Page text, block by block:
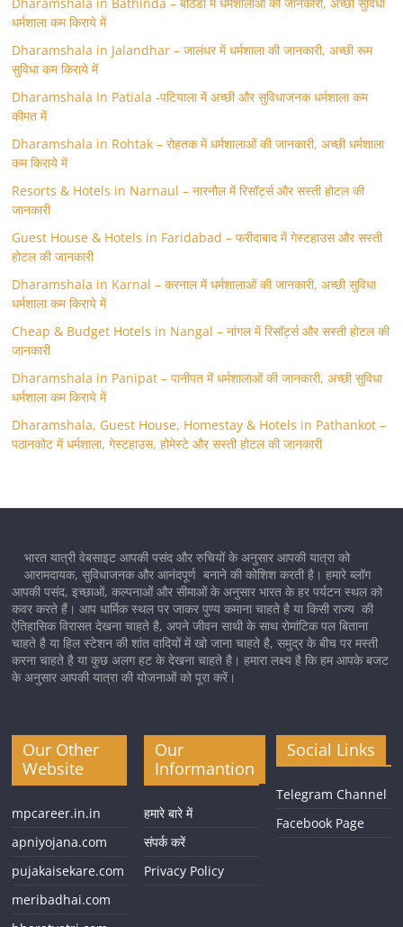
धर्मशाला कम किराये में
Dharamshala in Jalandhar – जालंधर में धर्मशाला की जानकारी, अच्छी रूम
सुविधा कम किराये में
Dharamshala In Patiala -पटियाला में अच्छी और सुविधाजनक धर्मशाला कम
कीमत में
Dharamshala in Rohtak – रोहतक में धर्मशालाओं की जानकारी, अच्छी धर्मशाला
कम किराये में
Resorts & Hotels in Narnaul – नारनौल में रिसॉर्ट्स और सस्ती होटल की
जानकारी
Guest House & Hotels in Faridabad – फरीदाबाद में गेस्टहाउस और सस्ती
होटल की जानकारी
Dharamshala in Karnal – करनाल में धर्मशालाओं की जानकारी, अच्छी सुविधा
धर्मशाला कम किराये में
Cheap & Budget Hotels in Nangal – नांगल में रिसॉर्ट्स और सस्ती होटल की
जानकारी
Dharamshala in Panipat – पानीपत में धर्मशालाओं की जानकारी, अच्छी सुविधा
धर्मशाला कम किराये में
Dharamshala, Guest House, Homestay & Hotels in Pathankot –
पठानकोट में धर्मशाला, गेस्टहाउस, होमेस्टे और सस्ती होटल की जानकारी
भारत यात्री वेबसाइट आपकी पसंद और रुचियों के अनुसार आपकी यात्रा को
आरामदायक, सुविधाजनक और आनंदपूर्ण बनाने की कोशिश करती है। हमारे ब्लॉग
आपकी पसंद, इच्छाओं, कल्पनाओं और सीमाओं के अनुसार भारत के हर पर्यटन स्थल को
कवर करते हैं। आप धार्मिक स्थल पर जाकर पुण्य कमाना चाहते है या किसी राज्य की
ऐतिहासिक विरासत देखना चाहते है, अपने जीवन साथी के साथ रोमांटिक पल बिताना
चाहते है या हिल स्टेशन की शांत वादियों में खो जाना चाहते है, समुद्र के बीच पर मस्ती
करना चाहते है या कुछ अलग हट के देखना चाहते है। हमारा लक्ष्य है कि हम आपके बजट
के अनुसार आपकी यात्रा की योजनाओं को पूरा करें।
Our Other
Website
mpcareer.in.in
apniyojana.com
pujakaisekare.com
meribadhai.com
Our
Informantion
हमारे बारे में
संपर्क करें
Privacy Policy
Social Links
Telegram Channel
Facebook Page